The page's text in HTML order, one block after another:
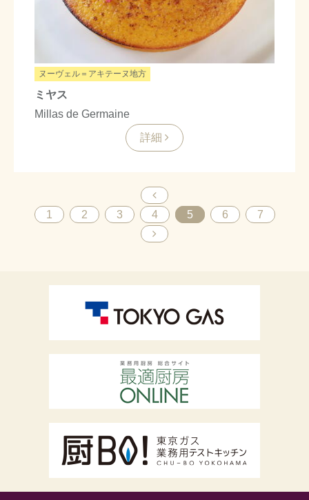
ヌーヴェル＝アキテーヌ地方
ミヤス
Millas de Germaine
詳細
1 2 3 4 5 6 7